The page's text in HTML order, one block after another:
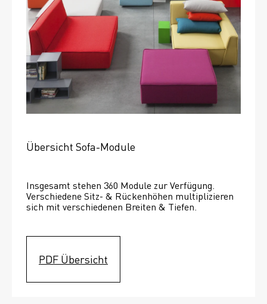
Übersicht Sofa-Module
Insgesamt stehen 360 Module zur Verfügung.
Verschiedene Sitz- & Rückenhöhen multiplizieren
sich mit verschiedenen Breiten & Tiefen.
PDF Übersicht